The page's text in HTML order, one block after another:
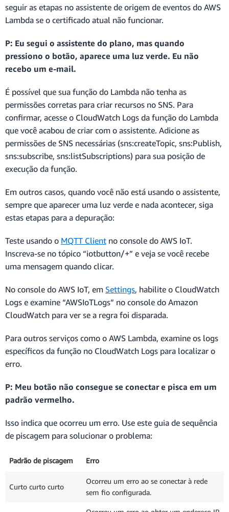
seguir as etapas no assistente de origem de eventos do AWS
Lambda se o certificado atual não funcionar.
P: Eu segui o assistente do plano, mas quando
pressiono o botão, aparece uma luz verde. Eu não
recebo um e-mail.
É possível que sua função do Lambda não tenha as
permissões corretas para criar recursos no SNS. Para
confirmar, acesse o CloudWatch Logs da função do Lambda
que você acabou de criar com o assistente. Adicione as
permissões de SNS necessárias (sns:createTopic, sns:Publish,
sns:subscribe, sns:listSubscriptions) para sua posição de
execução da função.
Em outros casos, quando você não está usando o assistente,
sempre que aparecer uma luz verde e nada acontecer, siga
estas etapas para a depuração:
Teste usando o MQTT Client no console do AWS IoT.
Inscreva-se no tópico “iotbutton/+” e veja se você recebe
uma mensagem quando clicar.
No console do AWS IoT, em Settings, habilite o CloudWatch
Logs e examine “AWSIoTLogs” no console do Amazon
CloudWatch para ver se a regra foi disparada.
Para outros serviços como o AWS Lambda, examine os logs
específicos da função no CloudWatch Logs para localizar o
erro.
P: Meu botão não consegue se conectar e pisca em um
padrão vermelho.
Isso indica que ocorreu um erro. Use este guia de sequência
de piscagem para solucionar o problema:
Padrão de piscagem Erro
Curto curto curto
Ocorreu um erro ao se conectar à rede
sem fio configurada.